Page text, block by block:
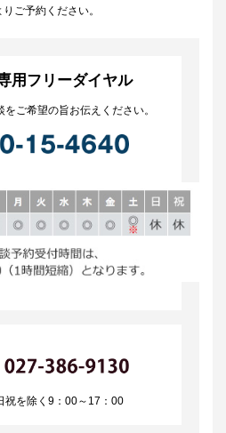
りご予約ください。
用フリーダイヤル
ご希望の旨お伝えください。
祝を除く9：00～17：00